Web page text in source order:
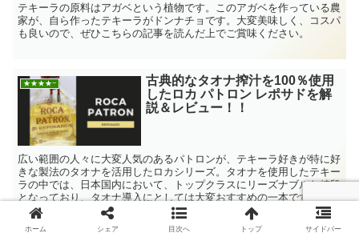
テキーラの原料はアガベという植物です。このアガベを作っている農
家が、自ら作ったテキーラがドンナチョです。大変美味しく、コスパ
も良いので、ぜひこちらの記事を読んだ上でご賞味ください。
★★★★−
古典的なタオナ搾汁を100％使用
したロカ パトロン レポサドを解
説＆レビュー！！
広い範囲の人々に大変人気のあるパトロンが、テキーラ好きが特に好
きな製法のタオナを活用したロカシリーズ。タオナを使用したテキー
ラの中では、日本国内において、トップクラスにリーズナブルな値段
となっており、タオナ導入にとしては大変おすすめの一本です。紹介
＆レビューを実施してまいります。
ホーム シェア 目次へ トップ サイドバー